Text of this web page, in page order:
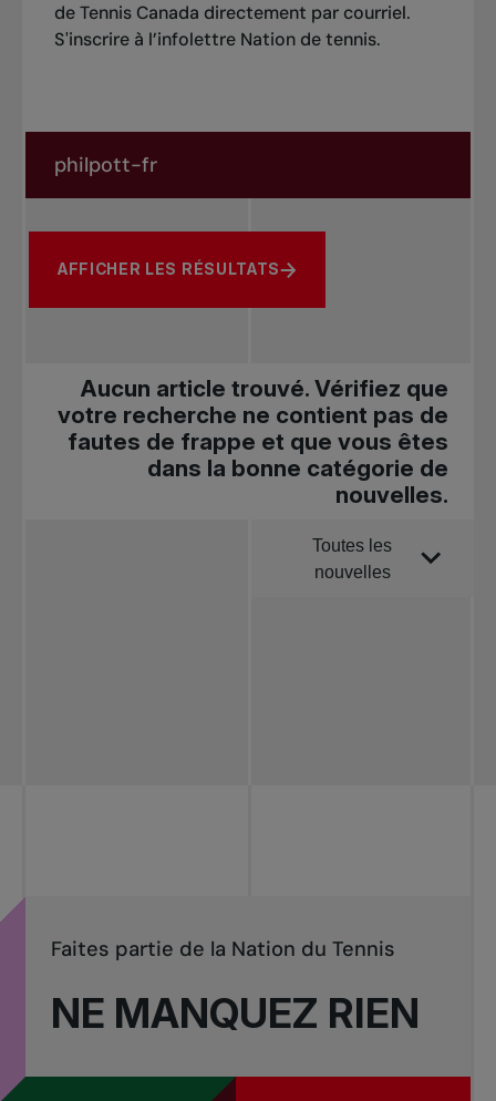
de Tennis Canada directement par courriel.
S'inscrire à l’infolettre Nation de tennis.
Rechercher par sujet, joueur ou autre
AFFICHER LES RÉSULTATS
Aucun article trouvé. Vérifiez que
votre recherche ne contient pas de
fautes de frappe et que vous êtes
dans la bonne catégorie de
nouvelles.
Trier parToutes les
nouvelles
NE MANQUEZ RIEN
Faites partie de la Nation du Tennis